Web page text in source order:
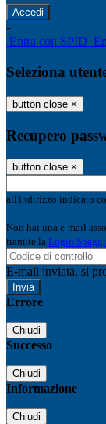
-
Entra con SPID
Seleziona
button close ×
Recupero
button close ×
all'indirizzo indicato
Non hai una e-mail
tramite la Login
E-mail inviata, si
Errore
Chiudi
Successo
Chiudi
Informazione
Chiudi